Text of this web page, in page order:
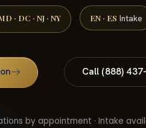
· DC · NJ · NY EN · ES Intake
Call (888)
by appointment · Intake